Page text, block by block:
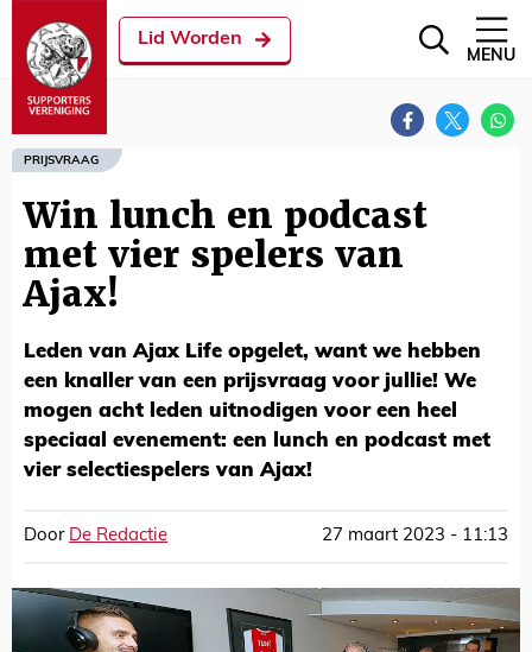
Lid Worden
MENU
PRIJSVRAAG
Win lunch en podcast
met vier spelers van
Ajax!
Leden van Ajax Life opgelet, want we hebben
een knaller van een prijsvraag voor jullie! We
mogen acht leden uitnodigen voor een heel
speciaal evenement: een lunch en podcast met
vier selectiespelers van Ajax!
Door De Redactie 27 maart 2023 - 11:13